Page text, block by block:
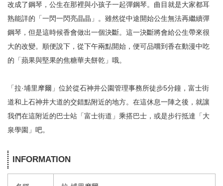
改成了鋼琴，公生在那裡與小孩子一起彈鋼琴。曲目就是大家都耳
熟能詳的「一閃一閃亮晶晶」。雖然從中途開始公生無法再繼續彈
鋼琴，但是這時候香會做出一個決斷。這一決斷將會給公生帶來很
大的改變。順便說下，從下午兩點開始，便可品嚐到香在動漫中吃
的「蘋果與堅果的焦糖華夫餅乾」哦。
「拉·埔里摩爾」位於從石神井公園管理事務所徒步5分鐘，富士街
道和上石神井大道的交錯點附近的地方。在這休息一陣之後，就讓
我們在這附近的巴士站「富士街道」乘搭巴士，或是步行抵達「大
泉學園」吧。
INFORMATION